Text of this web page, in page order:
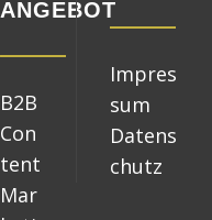
ANGEBOT
B2B
Con
tent
Mar
Impres
sum
Datens
chutz